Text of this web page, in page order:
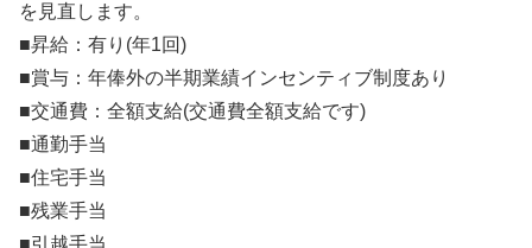
を見直します。
■昇給：有り(年1回)
■賞与：年俸外の半期業績インセンティブ制度あり
■交通費：全額支給(交通費全額支給です)
■通勤手当
■住宅手当
■残業手当